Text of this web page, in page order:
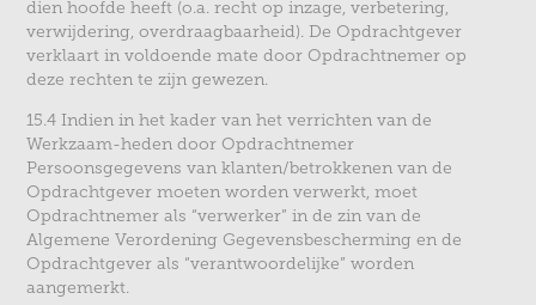
dien hoofde heeft (o.a. recht op inzage, verbetering,
verwijdering, overdraagbaarheid). De Opdrachtgever
verklaart in voldoende mate door Opdrachtnemer op
deze rechten te zijn gewezen.
15.4 Indien in het kader van het verrichten van de
Werkzaam-heden door Opdrachtnemer
Persoonsgegevens van klanten/betrokkenen van de
Opdrachtgever moeten worden verwerkt, moet
Opdrachtnemer als “verwerker” in de zin van de
Algemene Verordening Gegevensbescherming en de
Opdrachtgever als “verantwoordelijke” worden
aangemerkt.